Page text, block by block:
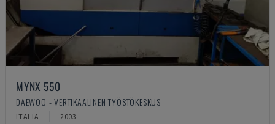
MYNX 550
DAEWOO - VERTIKAALINEN TYÖSTÖKESKUS
ITALIA 2003